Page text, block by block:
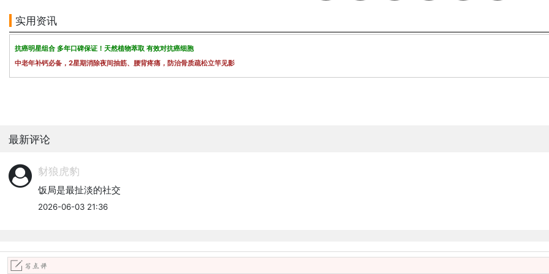
实用资讯
抗癌明星组合 多年口碑保证！天然植物萃取 有效对抗癌细胞
中老年补钙必备，2星期消除夜间抽筋、腰背疼痛，防治骨质疏松立竿见影
最新评论
豺狼虎豹
饭局是最扯淡的社交
2026-06-03 21:36